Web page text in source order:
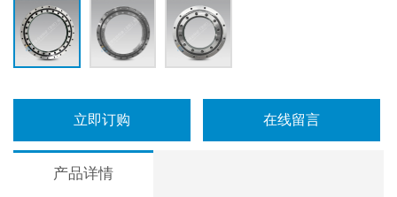
立即订购 在线留言
产品详情